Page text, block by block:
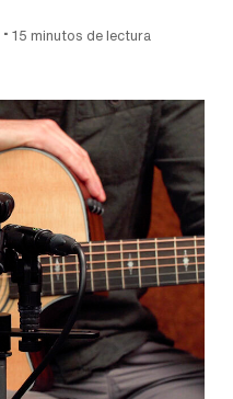
• 15 minutos de lectura